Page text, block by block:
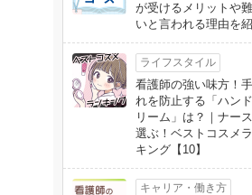
が受けるメリットや
いと言われる理由を
ライフスタイル
看護師の強い味方！
れを防止する「ハン
リーム」は？｜ナー
選ぶ！ベストコスメ
キング【10】
キャリア・働き方